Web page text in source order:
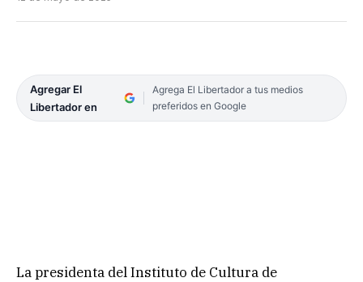
Agregar El
Libertador en
Agrega El Libertador a tus medios
preferidos en Google
La presidenta del Instituto de Cultura de